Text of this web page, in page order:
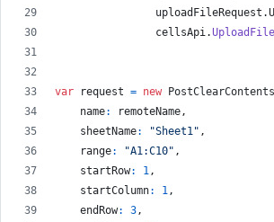
uploadFileRequest .
cellsApi.UploadFile
var request = new
name: remoteName,
sheetName: "Sheet1" ,
range: "A1:C10" ,
startRow: 1,
startColumn: 1,
endRow: 3,